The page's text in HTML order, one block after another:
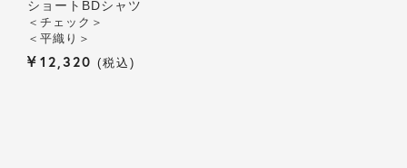
ショートBDシャツ
＜チェック＞
＜平織り＞
¥ 12,320 税込